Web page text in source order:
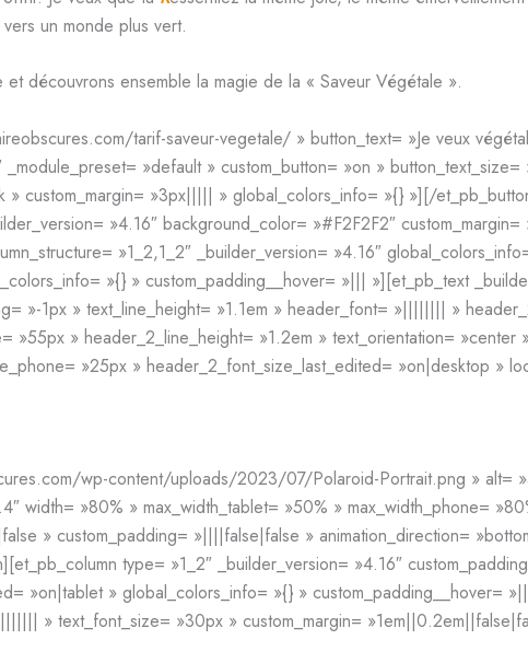
un monde plus vert.
et découvrons ensemble la magie de la « Saveur Végétale ».
tarif-saveur-vegetale/ » button_text= »Je veux
»default » custom_button= »on »
» custom_margin= »3px||||| » global_colors_info= »{} »][/
»4.16″ background_color= »#F2F2F2″
»1_2,1_2″ _builder_version= »4.16″
»{} » custom_padding__hover= »||| »][et_pb_text
»-1px » text_line_height= »1.1em » header_font= »|||||||| »
» header_2_line_height= »1.2em » text_orientation= »center
»25px » header_2_font_size_last_edited= »on|desktop »
wp-content/uploads/2023/07/Polaroid-Portrait.png » alt=
width= »80% » max_width_tablet= »50% » max_width_phone=
» custom_padding= »||||false|false » animation_direction=
type= »1_2″ _builder_version= »4.16″
»on|tablet » global_colors_info= »{} » custom_padding__hover=
» text_font_size= »30px » custom_margin=